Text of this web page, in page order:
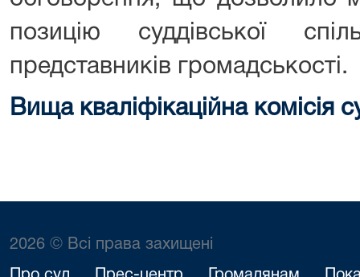
позицію суддівської
представників громадськості.
Вища кваліфікаційна комісія
2026 © Всі права захищені